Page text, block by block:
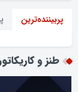
پربیننده‌ترین
طنز و